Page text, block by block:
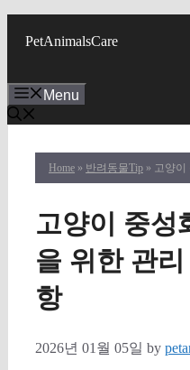
PetAnimalsCare
Menu
Home » 반려동물Tip » 고양이 중
고양이 중성
을 위한 관
항
2026년 01월 05일 by